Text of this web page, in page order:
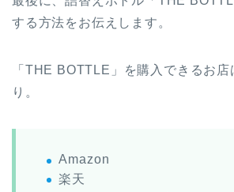
する方法をお伝えします。
「THE BOTTLE」を購入できるお
り。
Amazon
楽天